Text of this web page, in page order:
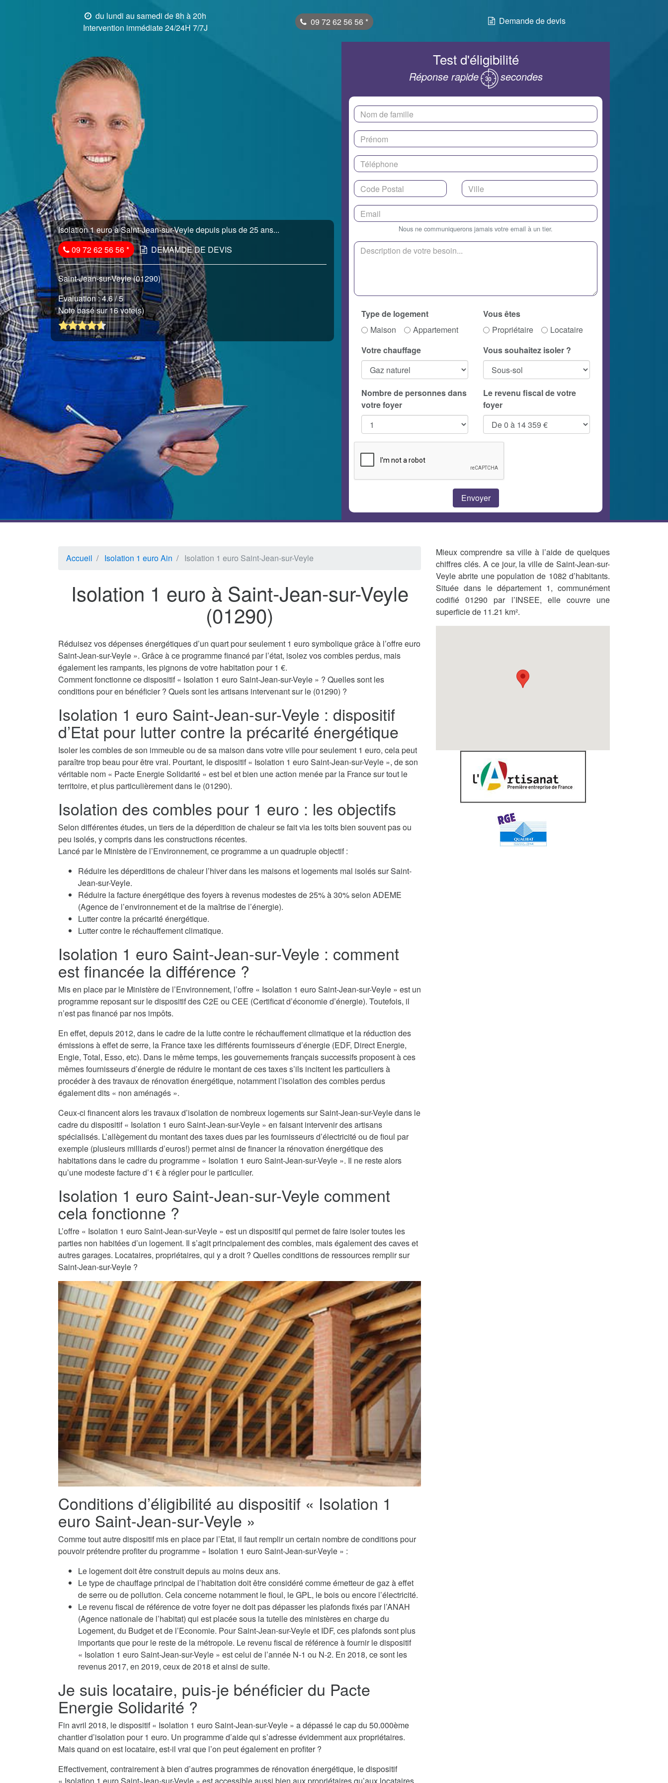
du lundi au samedi de 8h à 20h
Intervention immédiate 24/24H 7/7J
09 72 62 56 56 * Demande de devis
Isolation 1 euro à Saint-Jean-sur-Veyle depuis plus de 25 ans...
09 72 62 56 56* DEMAMDE DE DEVIS
Saint-Jean-sur-Veyle (01290)
Evaluation :4.6/ 5
Note basé sur 16 vote(s)
Test d'éligibilité
Réponse rapide secondes
Nous ne communiquerons jamais votre email à un tier.
Type de logement
Maison
Appartement
Vous êtes
Propriétaire
Locataire
Votre chauffage
Vous souhaitez isoler ?
Nombre de personnes dans
votre foyer
Le revenu fiscal de votre
foyer
Accueil Isolation 1 euro Ain Isolation 1 euro Saint-Jean-sur-Veyle
Isolation 1 euro à Saint-Jean-sur-Veyle
(01290)
Réduisez vos dépenses énergétiques d’un quart pour seulement 1 euro symbolique grâce à l’offre euro
Saint-Jean-sur-Veyle ». Grâce à ce programme financé par l’état, isolez vos combles perdus, mais
également les rampants, les pignons de votre habitation pour 1 €.
Comment fonctionne ce dispositif « Isolation 1 euro Saint-Jean-sur-Veyle » ? Quelles sont les
conditions pour en bénéficier ? Quels sont les artisans intervenant sur le (01290) ?
Isolation 1 euro Saint-Jean-sur-Veyle : dispositif
d’Etat pour lutter contre la précarité énergétique
Isoler les combles de son immeuble ou de sa maison dans votre ville pour seulement 1 euro, cela peut
paraître trop beau pour être vrai. Pourtant, le dispositif « Isolation 1 euro Saint-Jean-sur-Veyle », de son
véritable nom « Pacte Energie Solidarité » est bel et bien une action menée par la France sur tout le
territoire, et plus particulièrement dans le (01290).
Isolation des combles pour 1 euro : les objectifs
Selon différentes études, un tiers de la déperdition de chaleur se fait via les toits bien souvent pas ou
peu isolés, y compris dans les constructions récentes.
Lancé par le Ministère de l’Environnement, ce programme a un quadruple objectif :
Réduire les déperditions de chaleur l’hiver dans les maisons et logements mal isolés sur Saint-
Jean-sur-Veyle.
Réduire la facture énergétique des foyers à revenus modestes de 25% à 30% selon ADEME
(Agence de l’environnement et de la maîtrise de l’énergie).
Lutter contre la précarité énergétique.
Lutter contre le réchauffement climatique.
Isolation 1 euro Saint-Jean-sur-Veyle : comment
est financée la différence ?
Mis en place par le Ministère de l’Environnement, l’offre « Isolation 1 euro Saint-Jean-sur-Veyle » est un
programme reposant sur le dispositif des C2E ou CEE (Certificat d’économie d’énergie). Toutefois, il
n’est pas financé par nos impôts.
En effet, depuis 2012, dans le cadre de la lutte contre le réchauffement climatique et la réduction des
émissions à effet de serre, la France taxe les différents fournisseurs d’énergie (EDF, Direct Energie,
Engie, Total, Esso, etc). Dans le même temps, les gouvernements français successifs proposent à ces
mêmes fournisseurs d’énergie de réduire le montant de ces taxes s’ils incitent les particuliers à
procéder à des travaux de rénovation énergétique, notamment l’isolation des combles perdus
également dits « non aménagés ».
Ceux-ci financent alors les travaux d’isolation de nombreux logements sur Saint-Jean-sur-Veyle dans le
cadre du dispositif « Isolation 1 euro Saint-Jean-sur-Veyle » en faisant intervenir des artisans
spécialisés. L’allègement du montant des taxes dues par les fournisseurs d’électricité ou de fioul par
exemple (plusieurs milliards d’euros!) permet ainsi de financer la rénovation énergétique des
habitations dans le cadre du programme « Isolation 1 euro Saint-Jean-sur-Veyle ». Il ne reste alors
qu’une modeste facture d’1 € à régler pour le particulier.
Isolation 1 euro Saint-Jean-sur-Veyle comment
cela fonctionne ?
L’offre « Isolation 1 euro Saint-Jean-sur-Veyle » est un dispositif qui permet de faire isoler toutes les
parties non habitées d’un logement. Il s’agit principalement des combles, mais également des caves et
autres garages. Locataires, propriétaires, qui y a droit ? Quelles conditions de ressources remplir sur
Saint-Jean-sur-Veyle ?
Conditions d’éligibilité au dispositif « Isolation 1
euro Saint-Jean-sur-Veyle »
Comme tout autre dispositif mis en place par l’Etat, il faut remplir un certain nombre de conditions pour
pouvoir prétendre profiter du programme « Isolation 1 euro Saint-Jean-sur-Veyle » :
Le logement doit être construit depuis au moins deux ans.
Le type de chauffage principal de l’habitation doit être considéré comme émetteur de gaz à effet
de serre ou de pollution. Cela concerne notamment le fioul, le GPL, le bois ou encore l’électricité.
Le revenu fiscal de référence de votre foyer ne doit pas dépasser les plafonds fixés par l’ANAH
(Agence nationale de l’habitat) qui est placée sous la tutelle des ministères en charge du
Logement, du Budget et de l’Economie. Pour Saint-Jean-sur-Veyle et IDF, ces plafonds sont plus
importants que pour le reste de la métropole. Le revenu fiscal de référence à fournir le dispositif
« Isolation 1 euro Saint-Jean-sur-Veyle » est celui de l’année N-1 ou N-2. En 2018, ce sont les
revenus 2017, en 2019, ceux de 2018 et ainsi de suite.
Je suis locataire, puis-je bénéficier du Pacte
Energie Solidarité ?
Fin avril 2018, le dispositif « Isolation 1 euro Saint-Jean-sur-Veyle » a dépassé le cap du 50.000ème
chantier d’isolation pour 1 euro. Un programme d’aide qui s’adresse évidemment aux propriétaires.
Mais quand on est locataire, est-il vrai que l’on peut également en profiter ?
Effectivement, contrairement à bien d’autres programmes de rénovation énergétique, le dispositif
« Isolation 1 euro Saint-Jean-sur-Veyle » est accessible aussi bien aux propriétaires qu’aux locataires,
Mieux comprendre sa ville à l’aide de quelques
chiffres clés. A ce jour, la ville de Saint-Jean-sur-
Veyle abrite une population de 1082 d’habitants.
Située dans le département 1, communément
codifié 01290 par l’INSEE, elle couvre une
superficie de 11.21 km².